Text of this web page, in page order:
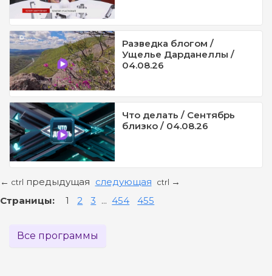
Разведка блогом /
Ущелье Дарданеллы /
04.08.26
Что делать / Сентябрь
близко / 04.08.26
← ctrl предыдущая следующая ctrl →
Страницы: 1 2 3 ... 454 455
Все программы